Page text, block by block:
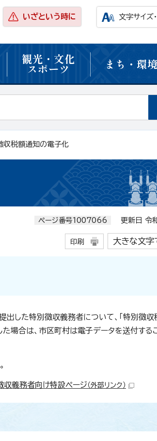
いざという時に 文字サイズ
観光・文化
スポーツ まち・環境
収税額通知の電子化
ページ番号1007066 更新日 令
印刷 大きな文字
出した特別徴収義務者について、「特別徴
た場合は、市区町村は電子データを送付する
収義務者向け特設ページ （外部リンク）